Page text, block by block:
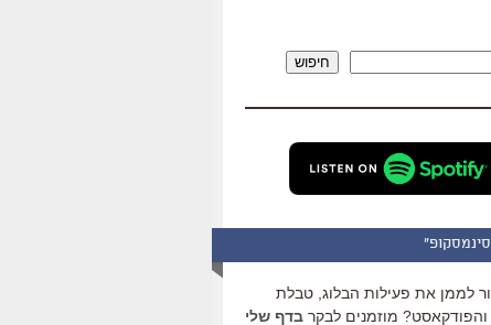
שמע.
חיפוש
לממן את פעילות הבלוג, טבלת
מוזמנים לבקר בדף שלי